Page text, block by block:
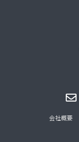
会社概要